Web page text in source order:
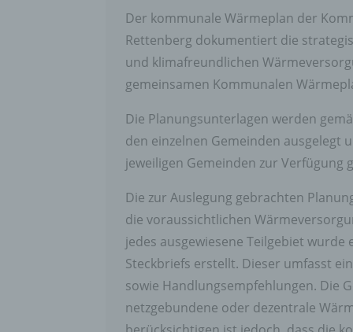
Der kommunale Wärmeplan der
Rettenberg dokumentiert die
und klimafreundlichen
gemeinsamen Kommunalen
Die Planungsunterlagen werden
den einzelnen Gemeinden ausgelegt
jeweiligen Gemeinden zur Verfügung
Die zur Auslegung gebrachten
die voraussichtlichen
jedes ausgewiesene Teilgebiet
Steckbriefs erstellt. Dieser umfasst
sowie Handlungsempfehlungen. Die
netzgebundene oder dezentrale
f)
einer
g)
der